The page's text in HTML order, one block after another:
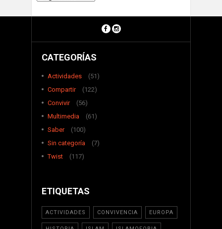
CATEGORÍAS
Actividades
(51)
Compartir
(122)
Convivir
(56)
Multimedia
(61)
Saber
(100)
Sin categoría
(7)
Twist
(117)
ETIQUETAS
ACTIVIDADES CONVIVENCIA EUROPA